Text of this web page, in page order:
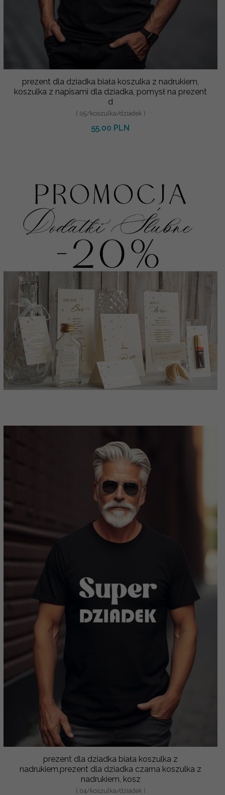
prezent dla dziadka biała koszulka z nadrukiem,
koszulka z napisami dla dziadka, pomysł na prezent
d
( 05/koszulka/dziadek )
55.00 PLN
prezent dla dziadka biała koszulka z
nadrukiem,prezent dla dziadka czarna koszulka z
nadrukiem, kosz
( 04/koszulka/dziadek )